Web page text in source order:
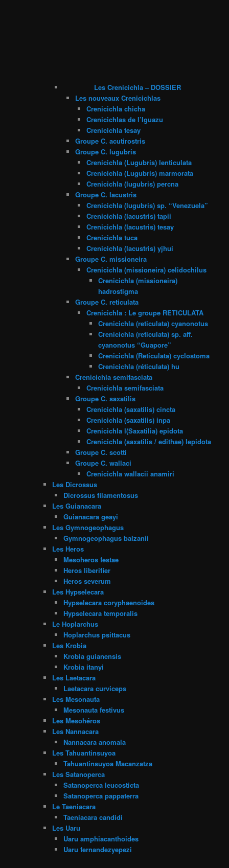
Les Crenicichla – DOSSIER
Les nouveaux Crenicichlas
Crenicichla chicha
Crenicichlas de l’Iguazu
Crenicichla tesay
Groupe C. acutirostris
Groupe C. lugubris
Crenicichla (Lugubris) lenticulata
Crenicichla (Lugubris) marmorata
Crenicichla (lugubris) percna
Groupe C. lacustris
Crenicichla (lugubris) sp. “Venezuela”
Crenicichla (lacustris) tapii
Crenicichla (lacustris) tesay
Crenicichla tuca
Crenicichla (lacustris) yjhui
Groupe C. missioneira
Crenicichla (missioneira) celidochilus
Crenicichla (missioneira)
hadrostigma
Groupe C. reticulata
Crenicichla : Le groupe RETICULATA
Crenicichla (reticulata) cyanonotus
Crenicichla (reticulata) sp. aff.
cyanonotus “Guapore”
Crenicichla (Reticulata) cyclostoma
Crenicichla (réticulata) hu
Crenicichla semifasciata
Crenicichla semifasciata
Groupe C. saxatilis
Crenicichla (saxatilis) cincta
Crenicichla (saxatilis) inpa
Crenicichla l(Saxatilia) epidota
Crenicichla (saxatilis / edithae) lepidota
Groupe C. scotti
Groupe C. wallaci
Crenicichla wallacii anamiri
Les Dicrossus
Dicrossus filamentosus
Les Guianacara
Guianacara geayi
Les Gymnogeophagus
Gymnogeophagus balzanii
Les Heros
Mesoheros festae
Heros liberifier
Heros severum
Les Hypselecara
Hypselecara coryphaenoides
Hypselecara temporalis
Le Hoplarchus
Hoplarchus psittacus
Les Krobia
Krobia guianensis
Krobia itanyi
Les Laetacara
Laetacara curviceps
Les Mesonauta
Mesonauta festivus
Les Mesohéros
Les Nannacara
Nannacara anomala
Les Tahuantinsuyoa
Tahuantinsuyoa Macanzatza
Les Satanoperca
Satanoperca leucosticta
Satanoperca pappaterra
Le Taeniacara
Taeniacara candidi
Les Uaru
Uaru amphiacanthoides
Uaru fernandezyepezi